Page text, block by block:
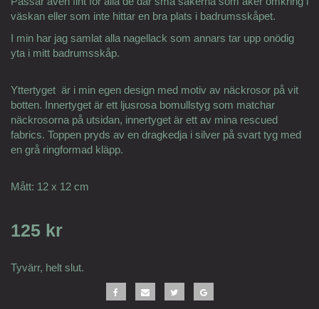
väskan eller som inte hittar en bra plats i badrumsskåpet.
I min har jag samlat alla nagellack som annars tar upp onödig
yta i mitt badrumsskåp.
Yttertyget är i min egen design med motiv av näckrosor på vit
botten. Innertyget är ett ljusrosa bomullstyg som matchar
näckrosorna på utsidan, innertyget är ett av mina rescued
fabrics. Toppen pryds av en dragkedja i silver på svart tyg med
en grå ringformad kläpp.
Mått: 12 x 12 cm
125 kr
Tyvärr, helt slut.